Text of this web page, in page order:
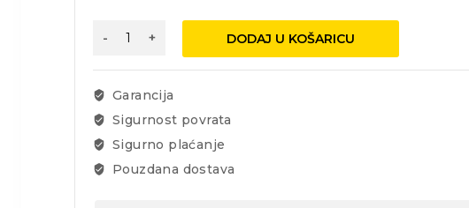
Antifon
količina
DODAJ U KOŠARICU
Garancija
Sigurnost povrata
Sigurno plaćanje
Pouzdana dostava